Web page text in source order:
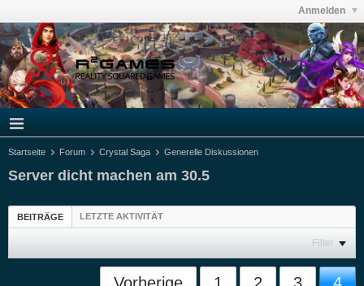
Anmelden
Startseite Forum Crystal Saga Generelle Diskussionen
Server dicht machen am 30.5
BEITRÄGE LETZTE AKTIVITÄT
Filter